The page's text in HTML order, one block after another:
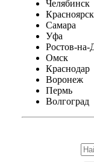
Челябинск
Красноярск
Самара
Уфа
Ростов-на-
Омск
Краснодар
Воронеж
Пермь
Волгоград